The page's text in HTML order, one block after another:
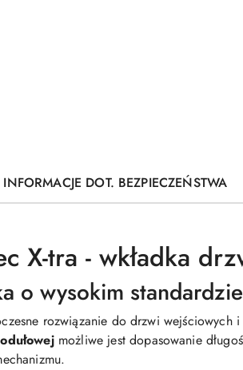
INFORMACJE DOT. BEZPIECZEŃSTWA
X-tra - wkładka
o wysokim
rozwiązanie do drzwi wejściowych
możliwe jest dopasowanie